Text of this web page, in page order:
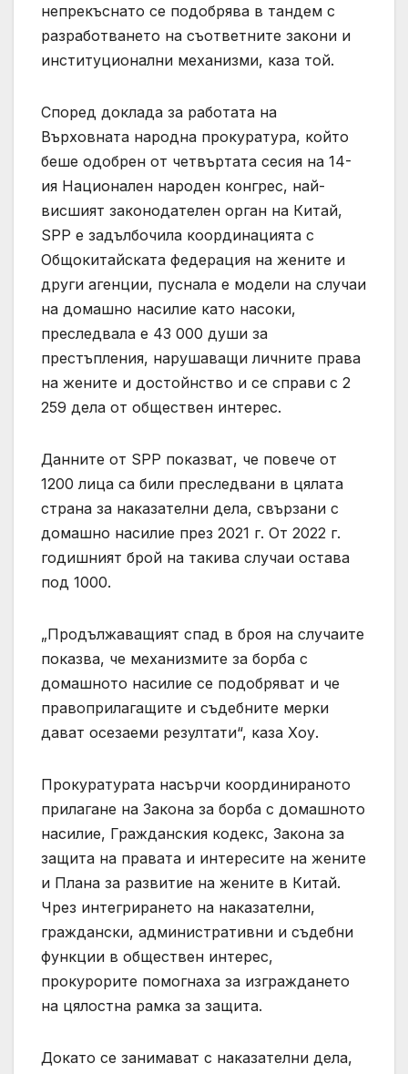
непрекъснато се подобрява в тандем с
разработването на съответните закони и
институционални механизми, каза той.
Според доклада за работата на
Върховната народна прокуратура, който
беше одобрен от четвъртата сесия на 14-
ия Национален народен конгрес, най-
висшият законодателен орган на Китай,
SPP е задълбочила координацията с
Общокитайската федерация на жените и
други агенции, пуснала е модели на случаи
на домашно насилие като насоки,
преследвала е 43 000 души за
престъпления, нарушаващи личните права
на жените и достойнство и се справи с 2
259 дела от обществен интерес.
Данните от SPP показват, че повече от
1200 лица са били преследвани в цялата
страна за наказателни дела, свързани с
домашно насилие през 2021 г. От 2022 г.
годишният брой на такива случаи остава
под 1000.
„Продължаващият спад в броя на случаите
показва, че механизмите за борба с
домашното насилие се подобряват и че
правоприлагащите и съдебните мерки
дават осезаеми резултати“, каза Хоу.
Прокуратурата насърчи координираното
прилагане на Закона за борба с домашното
насилие, Гражданския кодекс, Закона за
защита на правата и интересите на жените
и Плана за развитие на жените в Китай.
Чрез интегрирането на наказателни,
граждански, административни и съдебни
функции в обществен интерес,
прокурорите помогнаха за изграждането
на цялостна рамка за защита.
Докато се занимават с наказателни дела,